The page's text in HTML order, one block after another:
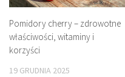
Pomidory cherry – zdrowotne
właściwości, witaminy i
korzyści
19 GRUDNIA 2025